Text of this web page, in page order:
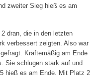
zweiter Sieg hieß es am
dran, die in den letzten
verbessert zeigten. Also war
Kräftemäßig am Ende
Sie schlugen stark auf und
hieß es am Ende. Mit Platz 2